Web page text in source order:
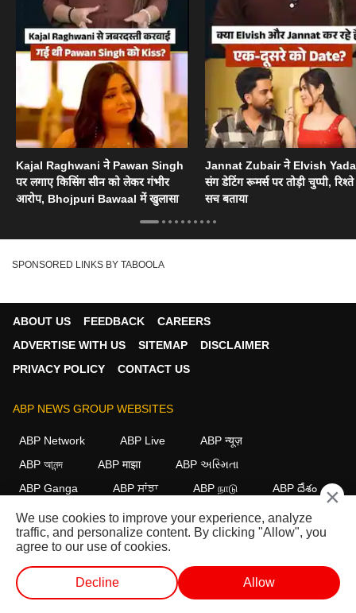
Kajal Raghwani ने Pawan Singh
पर लगाए किसिंग सीन को लेकर गंभीर
आरोप, Bhojpuri Bawaal में खुलासा
Jannat Zubair ने Elvish
संग डेटिंग रूमर्स पर तोड़ी चुप्पी,
सच बताया
SPONSORED LINKS BY TABOOLA
ABOUT US FEEDBACK
CAREERS
ADVERTISE WITH US
SITEMAP
DISCLAIMER
PRIVACY POLICY
CONTACT US
ABP NEWS GROUP WEBSITES
ABP Network ABP Live
ABP न्यूज़
ABP আনন্দ
ABP माझा
ABP અસ્મિતા
ABP Ganga
ABP ਸਾਂਝਾ ABP நாடு ABP దేశం
FOLLOW US
This website follows the DNPA Code of Ethics. Copyright@2026.
All rights reserved.
×
We use cookies to improve your experience, analyze
traffic, and personalize content. By clicking "Allow", you
agree to our use of cookies.
Decline Allow